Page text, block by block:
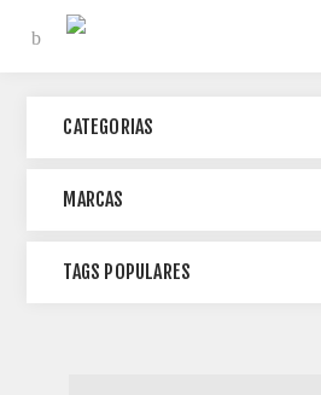
CATEGORIAS
MARCAS
TAGS POPULARES